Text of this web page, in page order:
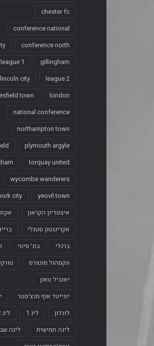
chester fc
conference national
conference north
gillingham
league 1
league 2
lincoln city
london
town
national conference
northampton town
plymouth argyle
torquay united
wycombe wanderers
yeovil town
city
איצטדיון הקראון
אקרינגטון סטנלי
ברנלי
בת׳ סיטי
ווקסהול מוטורס
יאוביל טאון
יונייטד אוף מנצ׳סטר
לונדון
ליג 1
ליג 2
ליגה חמישית
ליגה